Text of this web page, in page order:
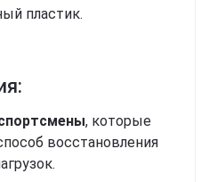
пластик.
, которые
восстановления